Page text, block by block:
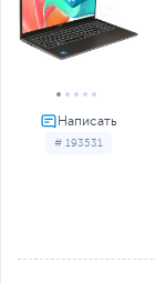
# 193531